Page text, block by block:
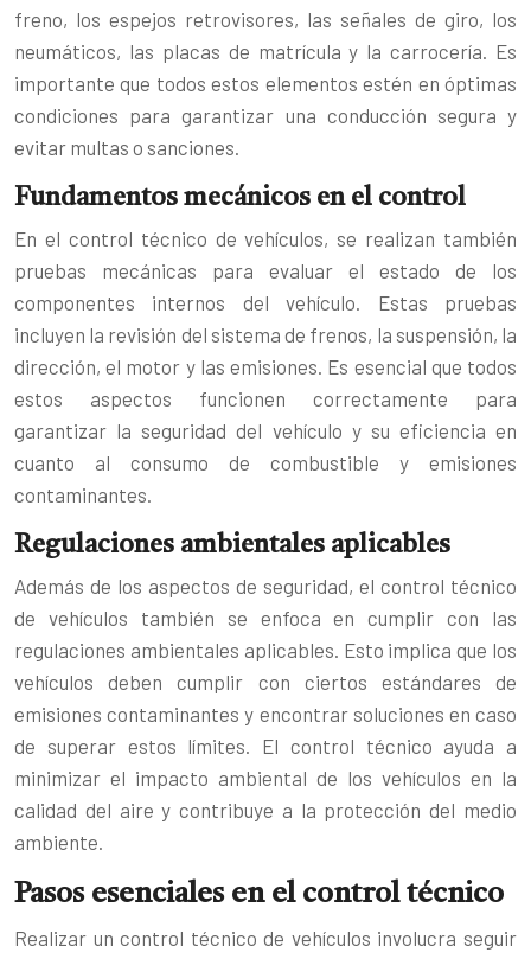
freno, los espejos retrovisores, las señales de giro, los
neumáticos, las placas de matrícula y la carrocería. Es
importante que todos estos elementos estén en óptimas
condiciones para garantizar una conducción segura y
evitar multas o sanciones.
Fundamentos mecánicos en el control
En el control técnico de vehículos, se realizan también
pruebas mecánicas para evaluar el estado de los
componentes internos del vehículo. Estas pruebas
incluyen la revisión del sistema de frenos, la suspensión, la
dirección, el motor y las emisiones. Es esencial que todos
estos aspectos funcionen correctamente para
garantizar la seguridad del vehículo y su eficiencia en
cuanto al consumo de combustible y emisiones
contaminantes.
Regulaciones ambientales aplicables
Además de los aspectos de seguridad, el control técnico
de vehículos también se enfoca en cumplir con las
regulaciones ambientales aplicables. Esto implica que los
vehículos deben cumplir con ciertos estándares de
emisiones contaminantes y encontrar soluciones en caso
de superar estos límites. El control técnico ayuda a
minimizar el impacto ambiental de los vehículos en la
calidad del aire y contribuye a la protección del medio
ambiente.
Pasos esenciales en el control técnico
Realizar un control técnico de vehículos involucra seguir